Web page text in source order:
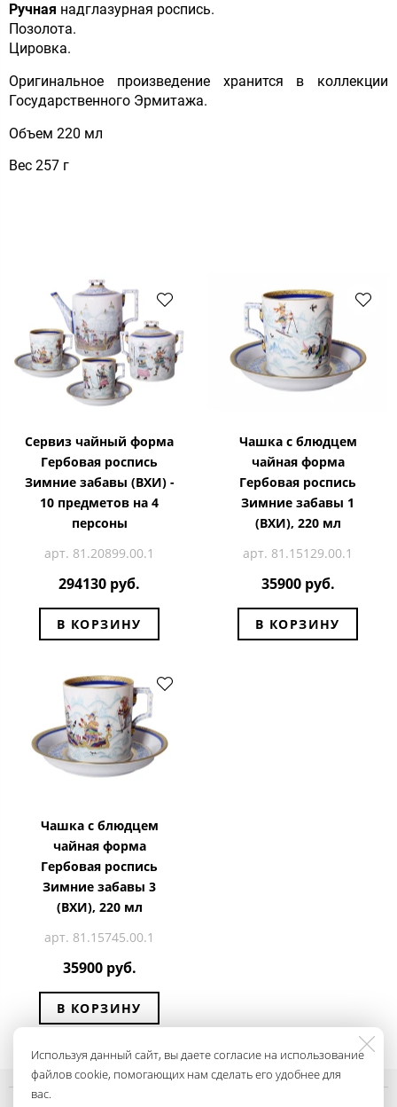
Ручная надглазурная роспись.
Позолота.
Цировка.
Оригинальное произведение хранится в коллекции
Государственного Эрмитажа.
Объем 220 мл
Вес 257 г
Сервиз чайный форма
Гербовая роспись
Зимние забавы (ВХИ) -
10 предметов на 4
персоны
арт. 81.20899.00.1
294130 руб.
В КОРЗИНУ
Чашка с блюдцем
чайная форма
Гербовая роспись
Зимние забавы 1
(ВХИ), 220 мл
арт. 81.15129.00.1
35900 руб.
В КОРЗИНУ
Чашка с блюдцем
чайная форма
Гербовая роспись
Зимние забавы 3
(ВХИ), 220 мл
арт. 81.15745.00.1
35900 руб.
В КОРЗИНУ
Используя данный сайт, вы даете согласие на использование
файлов cookie, помогающих нам сделать его удобнее для
вас.